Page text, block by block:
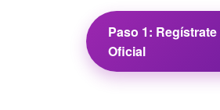
Paso 1:
Oficial